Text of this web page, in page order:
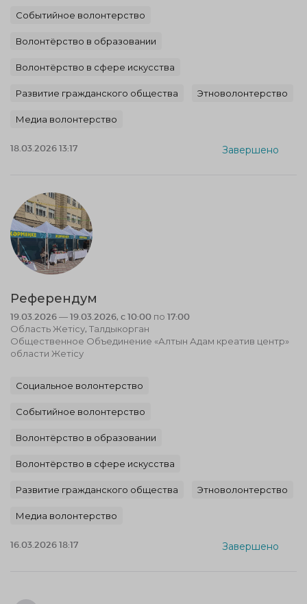
Событийное волонтерство
Волонтёрство в образовании
Волонтёрство в сфере искусства
Развитие гражданского общества Этноволонтерство
Медиа волонтерство
18.03.2026 13:17 Завершено
Референдум
19.03.2026 — 19.03.2026, c 10:00 по 17:00
Область Жетісу, Талдыкорган
Общественное Объединение «Алтын Адам креатив центр»
области Жетісу
Социальное волонтерство
Событийное волонтерство
Волонтёрство в образовании
Волонтёрство в сфере искусства
Развитие гражданского общества Этноволонтерство
Медиа волонтерство
16.03.2026 18:17 Завершено